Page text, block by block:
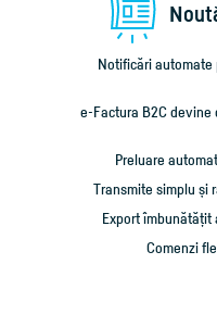
Notificări
e-Factura B2C devine
Preluare
Transmite simplu și
Export
Comenzi